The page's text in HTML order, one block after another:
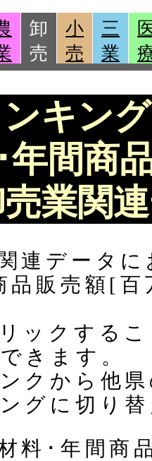
卸
売
小
売
三
業
キン
年間商
業関
連データ
品販売額[
ックする
きます。
クから他
グに切り
料･年間